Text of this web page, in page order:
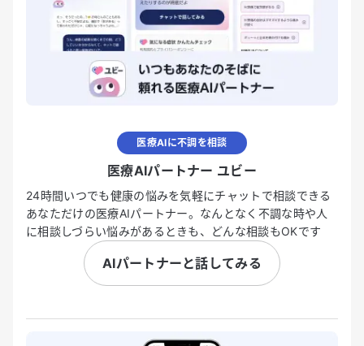
医療AIに不調を相談
医療AIパートナー ユビー
24時間いつでも健康の悩みを気軽にチャットで相談できる
あなただけの医療AIパートナー。なんとなく不調な時や人
に相談しづらい悩みがあるときも、どんな相談もOKです
AIパートナーと話してみる